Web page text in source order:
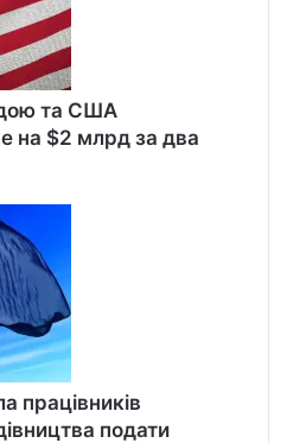
та США
на $2 млрд за два
працівників
подати